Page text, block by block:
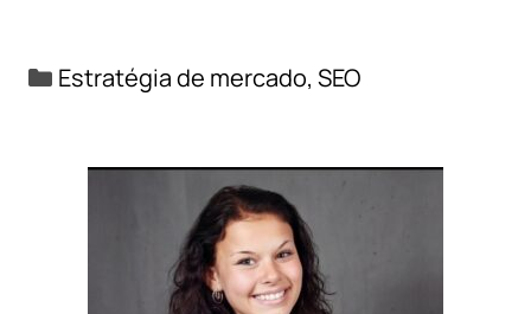
Categorias
Estratégia de mercado, SEO